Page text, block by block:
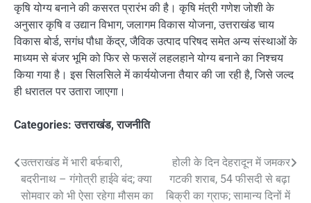
कृषि योग्य बनाने की कसरत प्रारंभ की है। कृषि मंत्री गणेश जोशी के
अनुसार कृषि व उद्यान विभाग, जलागम विकास योजना, उत्तराखंड चाय
विकास बोर्ड, सगंध पौधा केंद्र, जैविक उत्पाद परिषद समेत अन्य संस्थाओं के
माध्यम से बंजर भूमि को फिर से फसलें लहलहाने योग्य बनाने का निश्चय
किया गया है। इस सिलसिले में कार्ययोजना तैयार की जा रही है, जिसे जल्द
ही धरातल पर उतारा जाएगा।
Categories:उत्तराखंड,राजनीति
Post
navigation
उत्‍तराखंड में भारी बर्फबारी,
बदरीनाथ – गंगोत्री हाईवे बंद; क्‍या
सोमवार को भी ऐसा रहेगा मौसम का
होली के दिन देहरादून में जमकर
गटकी शराब, 54 फीसदी से बढ़ा
बिक्री का ग्राफ; सामान्य दिनों में